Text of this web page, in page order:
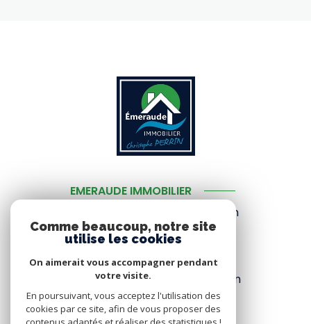
EMERAUDE IMMOBILIER
3 place rioust des villes audrain
22550MATIGNON
02 96 41 19 74 06 33 03 14 04
www.emeraudeimmobilier.com
Comme beaucoup, notre site
utilise les cookies
On aimerait vous accompagner pendant
votre visite.
En poursuivant, vous acceptez l'utilisation des
cookies par ce site, afin de vous proposer des